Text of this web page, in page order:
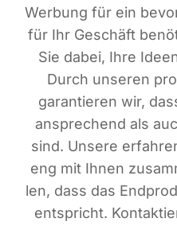
Wer­bung für ein
für Ihr Geschäft
Sie dabei, Ihre
Durch unse­ren
garan­tie­ren wir,
anspre­chend als
sind. Unse­re
eng mit Ihnen
len, dass das
ent­spricht.